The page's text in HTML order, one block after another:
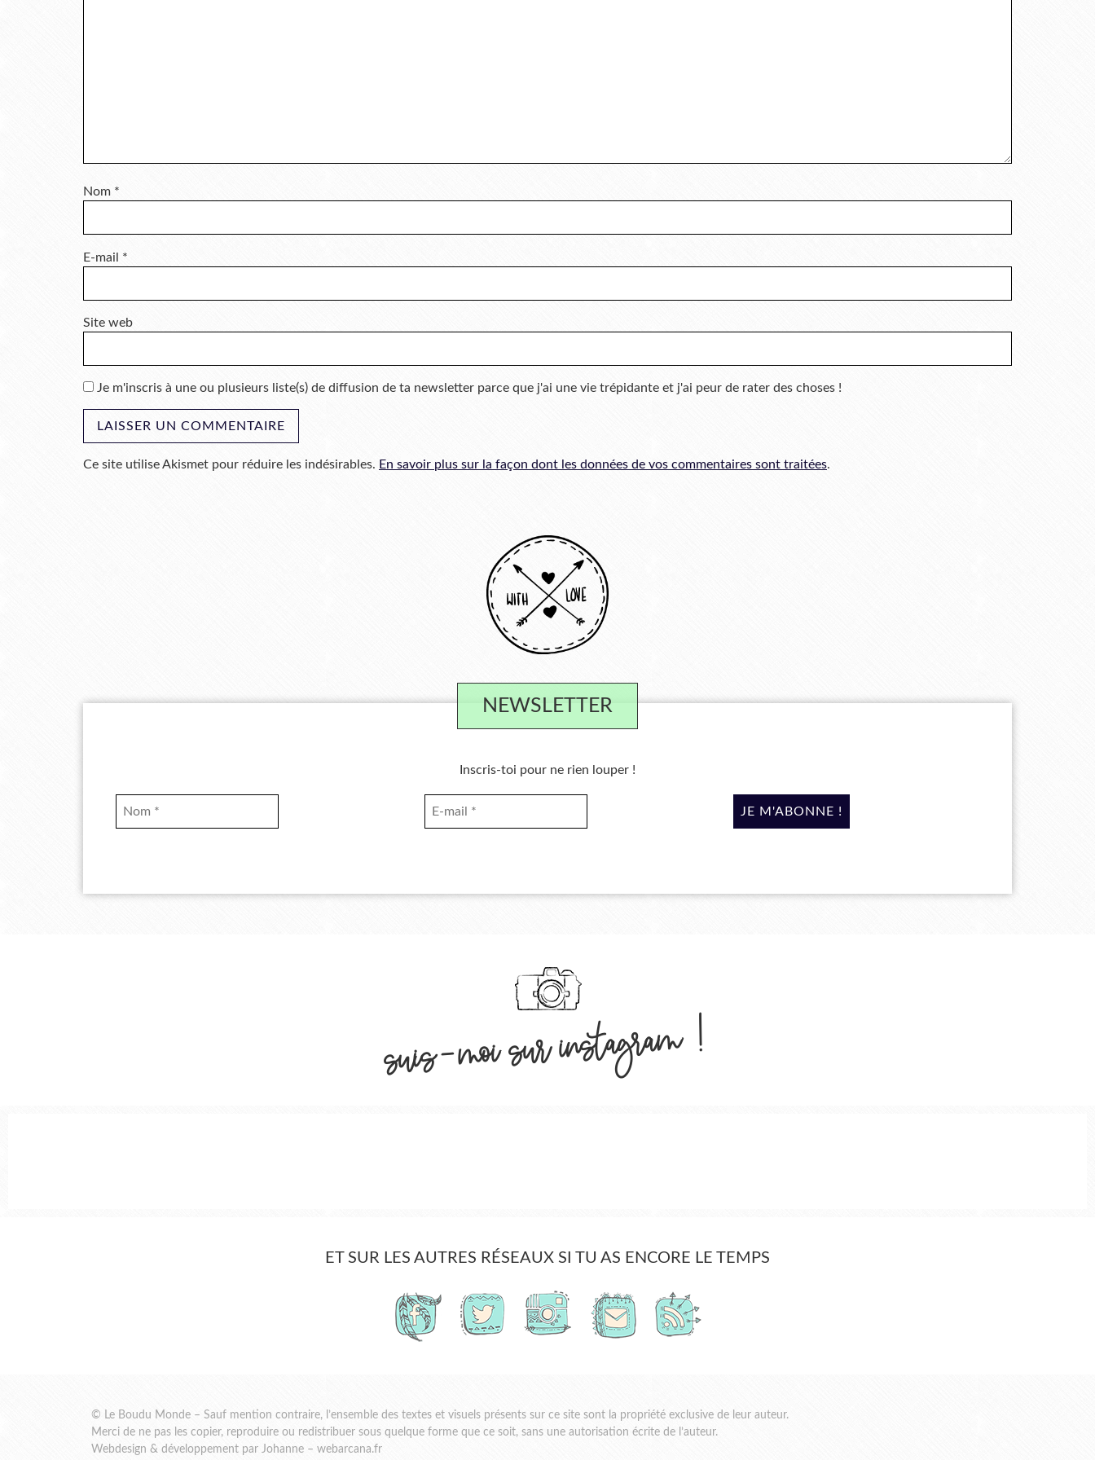
Nom *
E-mail *
Site web
Je m'inscris à une ou plusieurs liste(s) de diffusion de ta newsletter parce que j'ai une vie trépidante et j'ai peur de rater des choses !
Ce site utilise Akismet pour réduire les indésirables. En savoir plus sur la façon dont les données de vos commentaires sont traitées.
NEWSLETTER
Inscris-toi pour ne rien louper !
suis-moi sur instagram !
ET SUR LES AUTRES RÉSEAUX SI TU AS ENCORE LE TEMPS
© Le Boudu Monde – Sauf mention contraire, l’ensemble des textes et visuels présents sur ce site sont la propriété exclusive de leur auteur.
Merci de ne pas les copier, reproduire ou redistribuer sous quelque forme que ce soit, sans une autorisation écrite de l’auteur.
Webdesign & développement par Johanne – webarcana.fr